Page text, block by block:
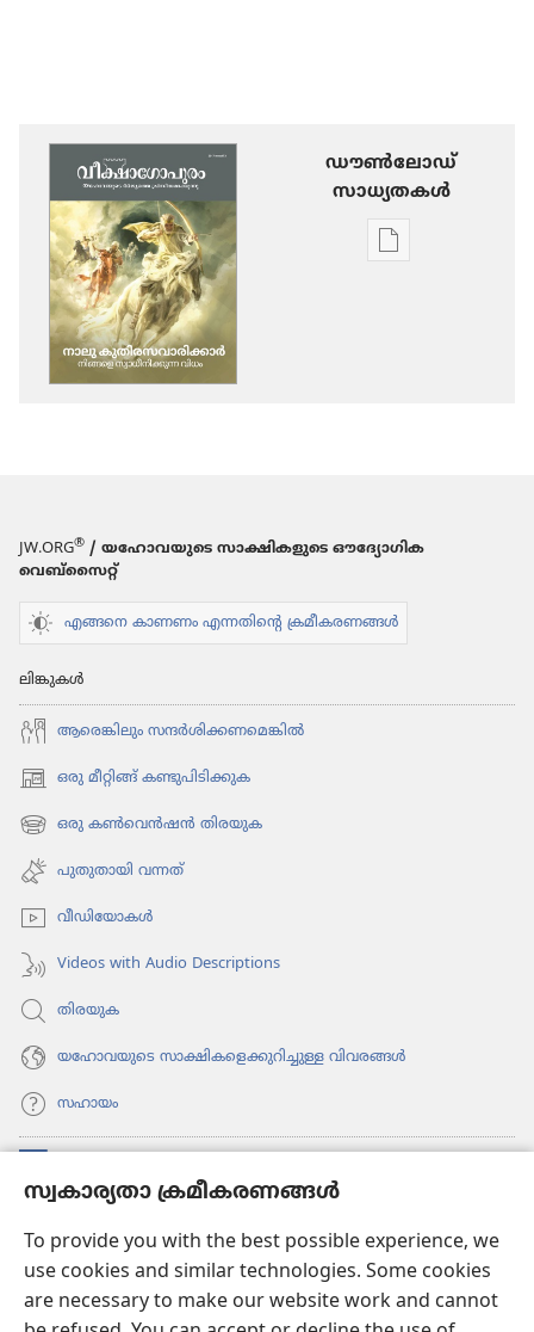
സ്വകാര്യതാ ക്രമീകരണങ്ങൾ
To provide you with the best possible experience, we
use cookies and similar technologies. Some cookies
are necessary to make our website work and cannot
ഡൗണ്‍ലോഡ്
സാധ്യതകള്‍
രി​
—
നിങ്ങളെ
നി​
JW.ORG® / യഹോവയുടെ സാക്ഷികളുടെ ഔദ്യോഗിക
വെബ്സൈറ്റ്
എങ്ങനെ കാണണം എന്നതിന്റെ ക്രമീകരണങ്ങൾ
ലിങ്കുകൾ
ആരെങ്കി​ലും സന്ദർശി​ക്ക​ണ​മെ​ങ്കിൽ
ഒരു മീറ്റിങ്ങ് കണ്ടുപിടിക്കുക
(പുതിയ
പേജ്
തുറക്കുക)
ഒരു കൺവെൻഷൻ തിരയുക
(പുതിയ
പേജ്
തുറക്കുക)
പുതുതായി വന്നത്‌
വീഡി​യോ​കൾ
Videos with Audio Descriptions
തിരയുക
യഹോവയുടെ സാക്ഷികളെക്കുറിച്ചുള്ള വിവരങ്ങൾ
സഹായം
പേജ്
തുറക്കുക)വാച്ച്ടവര്‍ ഓണ്‍ലൈന്‍ ലൈബ്രറി
(പുതിയ
പേജ്
തുറക്കുക)JW ഹബ്ബ്
(പുതിയ